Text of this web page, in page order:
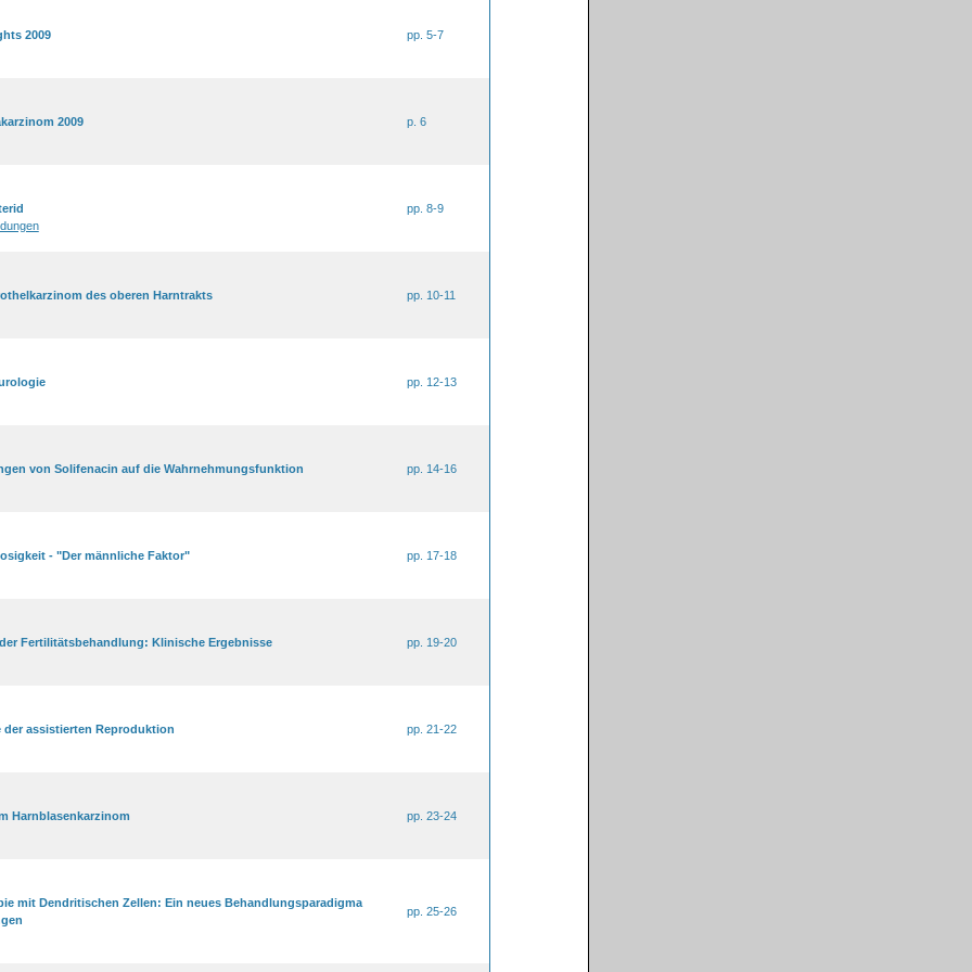
2009 pp. 5-7
2009 p. 6
pp. 8-9
des oberen Harntrakts pp. 10-11
pp. 12-13
von Solifenacin auf die Wahrnehmungsfunktion pp. 14-16
- "Der männliche Faktor" pp. 17-18
Fertilitätsbehandlung: Klinische Ergebnisse pp. 19-20
der assistierten Reproduktion pp. 21-22
Harnblasenkarzinom pp. 23-24
mit Dendritischen Zellen: Ein neues Behandlungsparadigma
pp. 25-26